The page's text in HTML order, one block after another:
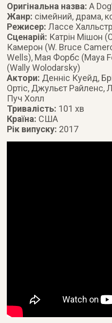
Оригінальна назва:A
Жанр: сімейний, драма,
Режисер:Лассе
Сценарій: Катрін Мішон
Камерон (W. Bruce
Wells), Мая Форбс (Maya
(Wally Wolodarsky)
Актори: Денніс Куейд,
Ортіс, Джульєт Райленс,
Пуч Холл
Тривалість: 101 хв
Країна: США
Рік випуску: 2017